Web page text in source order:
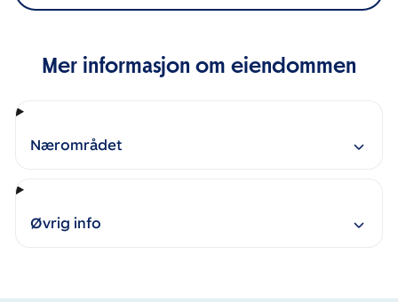
Mer informasjon om eiendommen
Nærområdet
Øvrig info